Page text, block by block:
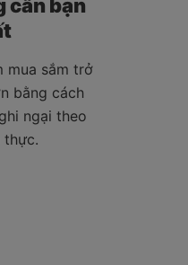
cần bạn
mua sắm trở
bằng cách
ngại theo
thực.